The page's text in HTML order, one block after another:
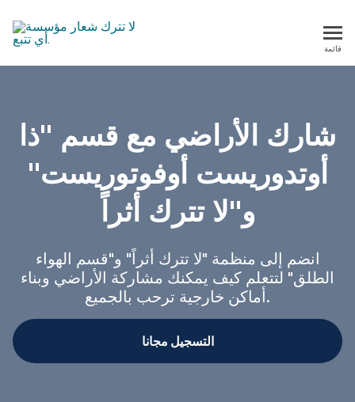
لا تترك أي أثر قائمة
شارك الأراضي مع قسم "ذا
أوتدوريست أوفوتوريست"
و"لا تترك أثراً
انضم إلى منظمة "لا تترك أثراً" و"قسم الهواء
الطلق" لتتعلم كيف يمكنك مشاركة الأراضي وبناء
أماكن خارجية ترحب بالجميع.
التسجيل مجانا